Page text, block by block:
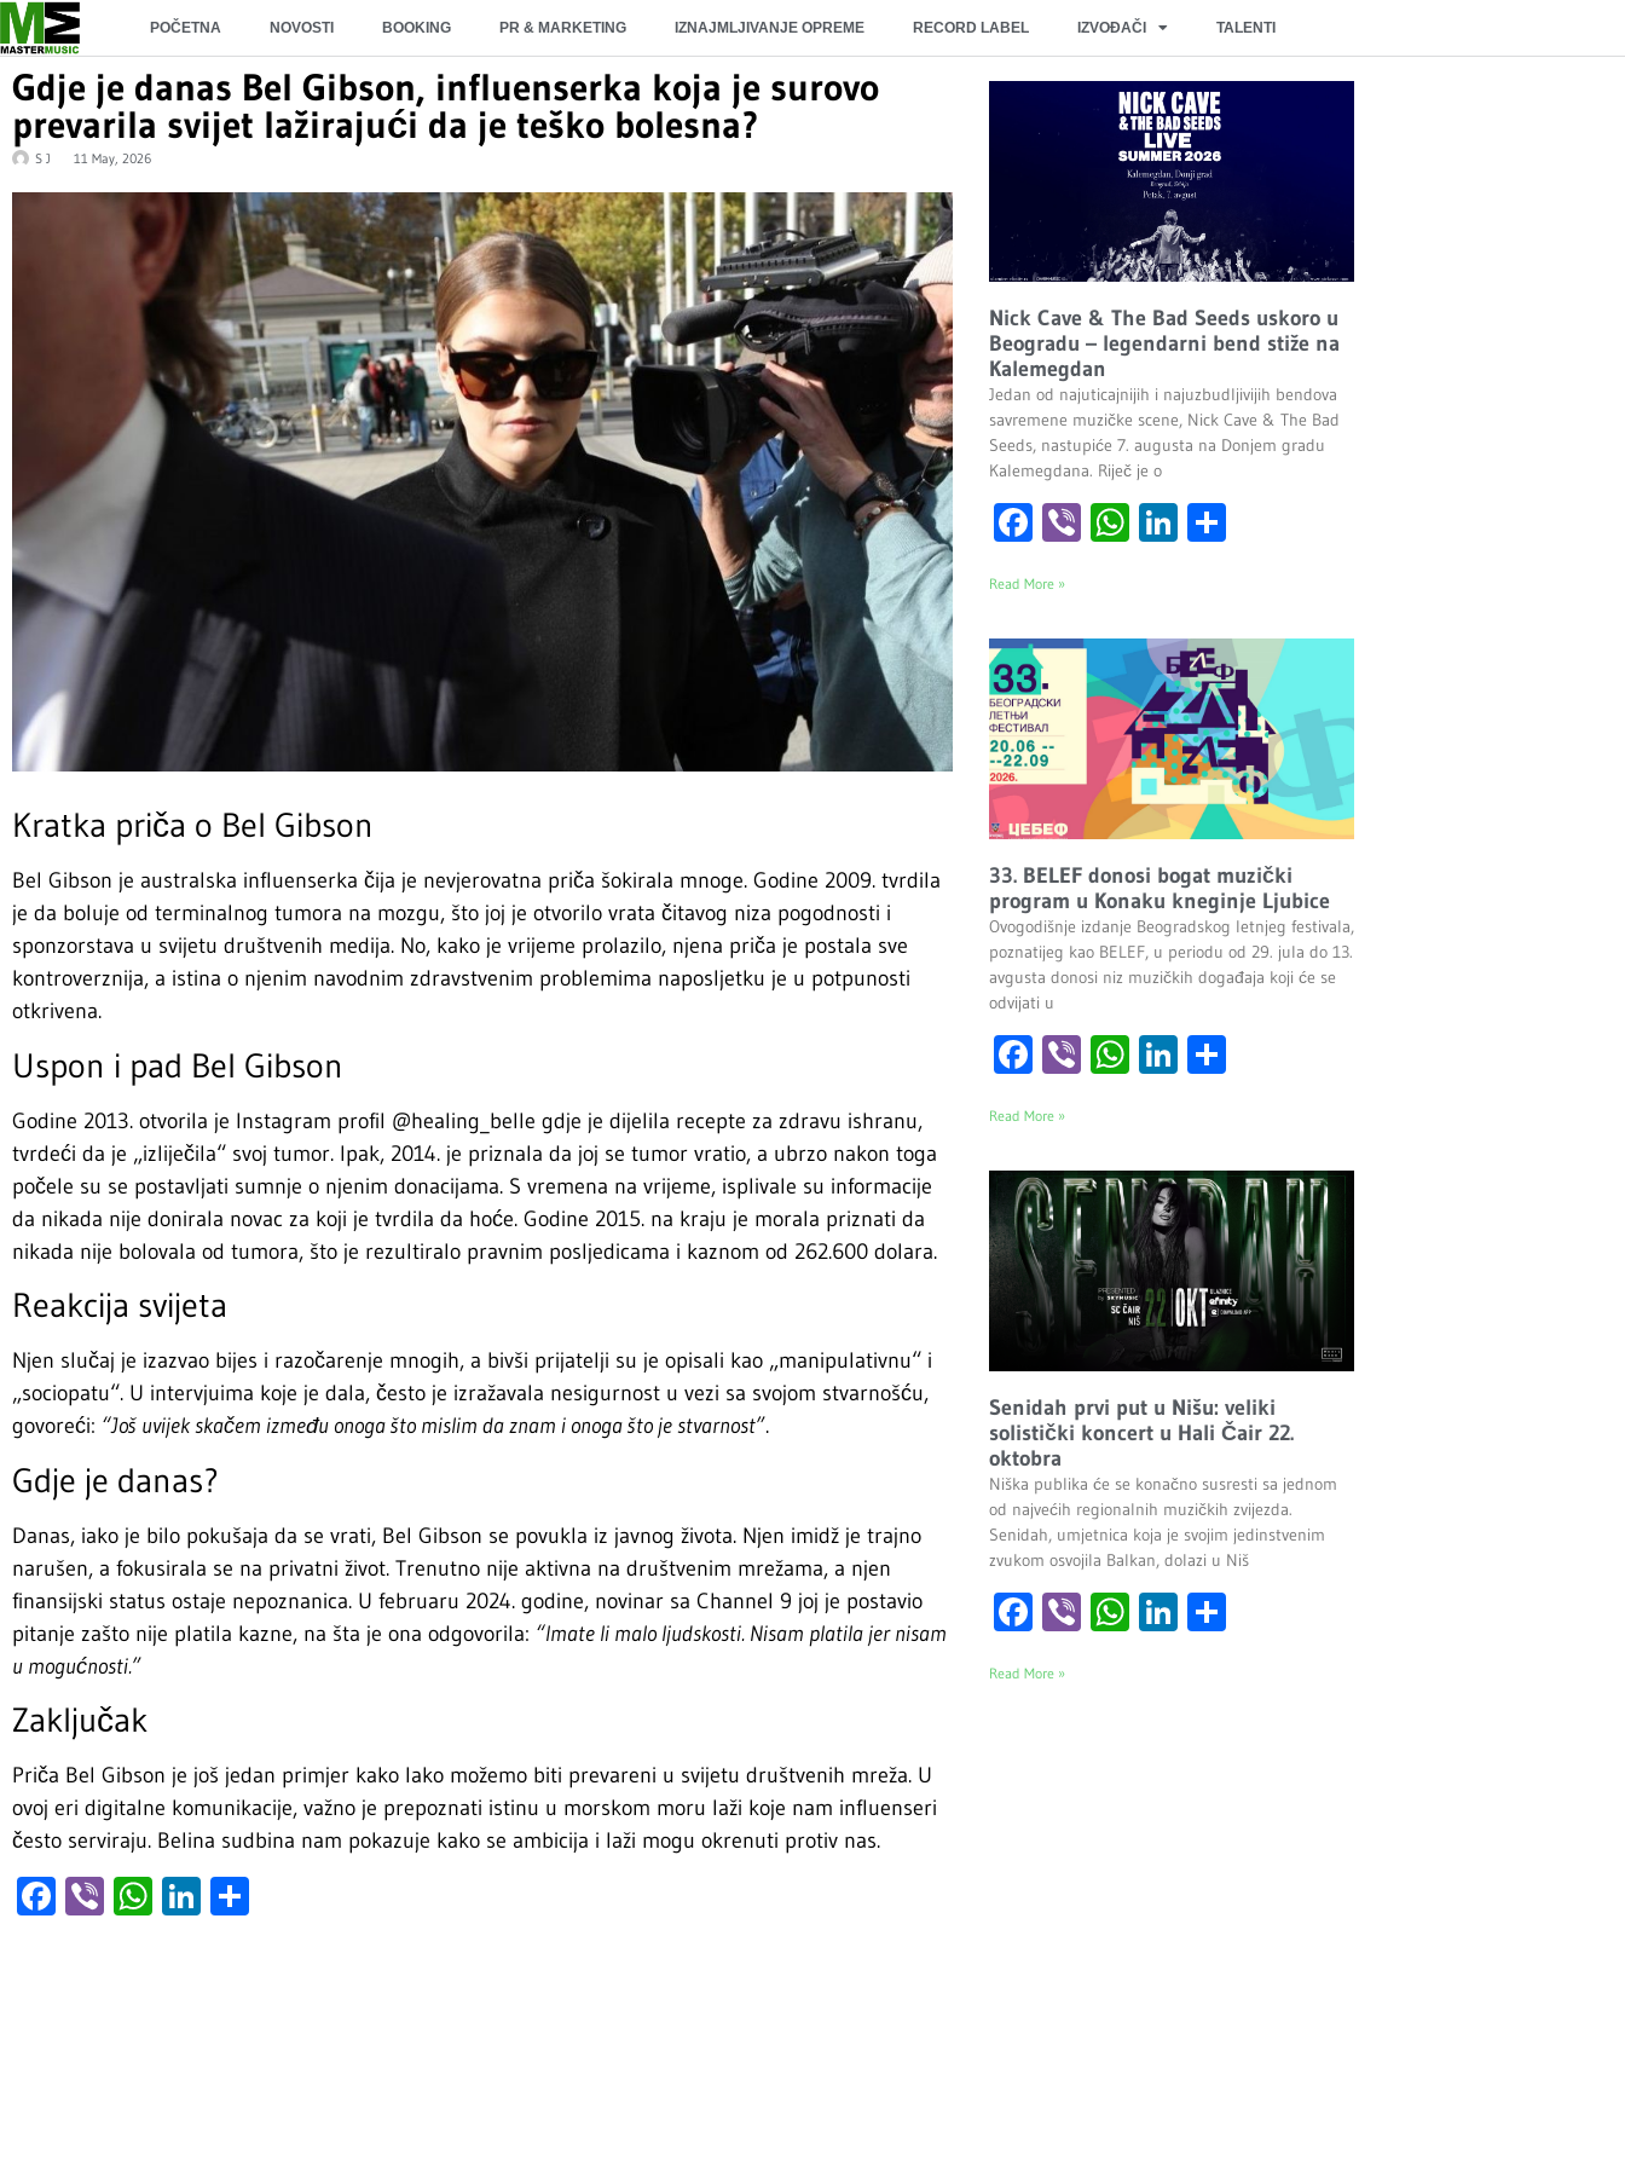
POČETNA NOVOSTI BOOKING PR & MARKETING IZNAJMLJIVANJE OPREME RECORD LABEL IZVOĐAČI TALENTI
Gdje je danas Bel Gibson, influenserka koja je surovo
prevarila svijet lažirajući da je teško bolesna?
S J 11 May, 2026
Kratka priča o Bel Gibson
Bel Gibson je australska influenserka čija je nevjerovatna priča šokirala mnoge. Godine 2009. tvrdila
je da boluje od terminalnog tumora na mozgu, što joj je otvorilo vrata čitavog niza pogodnosti i
sponzorstava u svijetu društvenih medija. No, kako je vrijeme prolazilo, njena priča je postala sve
kontroverznija, a istina o njenim navodnim zdravstvenim problemima naposljetku je u potpunosti
otkrivena.
Uspon i pad Bel Gibson
Godine 2013. otvorila je Instagram profil @healing_belle gdje je dijelila recepte za zdravu ishranu,
tvrdeći da je „izliječila“ svoj tumor. Ipak, 2014. je priznala da joj se tumor vratio, a ubrzo nakon toga
počele su se postavljati sumnje o njenim donacijama. S vremena na vrijeme, isplivale su informacije
da nikada nije donirala novac za koji je tvrdila da hoće. Godine 2015. na kraju je morala priznati da
nikada nije bolovala od tumora, što je rezultiralo pravnim posljedicama i kaznom od 262.600 dolara.
Reakcija svijeta
Njen slučaj je izazvao bijes i razočarenje mnogih, a bivši prijatelji su je opisali kao „manipulativnu“ i
„sociopatu“. U intervjuima koje je dala, često je izražavala nesigurnost u vezi sa svojom stvarnošću,
govoreći: “Još uvijek skačem između onoga što mislim da znam i onoga što je stvarnost”.
Gdje je danas?
Danas, iako je bilo pokušaja da se vrati, Bel Gibson se povukla iz javnog života. Njen imidž je trajno
narušen, a fokusirala se na privatni život. Trenutno nije aktivna na društvenim mrežama, a njen
finansijski status ostaje nepoznanica. U februaru 2024. godine, novinar sa Channel 9 joj je postavio
pitanje zašto nije platila kazne, na šta je ona odgovorila: “Imate li malo ljudskosti. Nisam platila jer nisam
u mogućnosti.”
Zaključak
Priča Bel Gibson je još jedan primjer kako lako možemo biti prevareni u svijetu društvenih mreža. U
ovoj eri digitalne komunikacije, važno je prepoznati istinu u morskom moru laži koje nam influenseri
često serviraju. Belina sudbina nam pokazuje kako se ambicija i laži mogu okrenuti protiv nas.
Facebook
ViberWhatsApp
LinkedIn
Nick Cave & The Bad Seeds uskoro u
Beogradu – legendarni bend stiže na
Kalemegdan
Jedan od najuticajnijih i najuzbudljivijih bendova
savremene muzičke scene, Nick Cave & The Bad
Seeds, nastupiće 7. augusta na Donjem gradu
Kalemegdana. Riječ je o
Facebook
ViberWhatsApp
LinkedIn
Read More »
33. BELEF donosi bogat muzički
program u Konaku kneginje Ljubice
Ovogodišnje izdanje Beogradskog letnjeg festivala,
poznatijeg kao BELEF, u periodu od 29. jula do 13.
avgusta donosi niz muzičkih događaja koji će se
odvijati u
Facebook
ViberWhatsApp
LinkedIn
Read More »
Senidah prvi put u Nišu: veliki
solistički koncert u Hali Čair 22.
oktobra
Niška publika će se konačno susresti sa jednom
od najvećih regionalnih muzičkih zvijezda.
Senidah, umjetnica koja je svojim jedinstvenim
zvukom osvojila Balkan, dolazi u Niš
Facebook
ViberWhatsApp
LinkedIn
Read More »